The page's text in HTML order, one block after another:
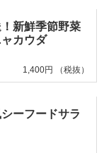
新鮮季節野菜
カウダ
1,400円 （税抜）
ーフードサラ